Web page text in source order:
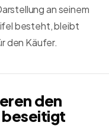
an seinem
besteht, bleibt
den Käufer.
den
beseitigt